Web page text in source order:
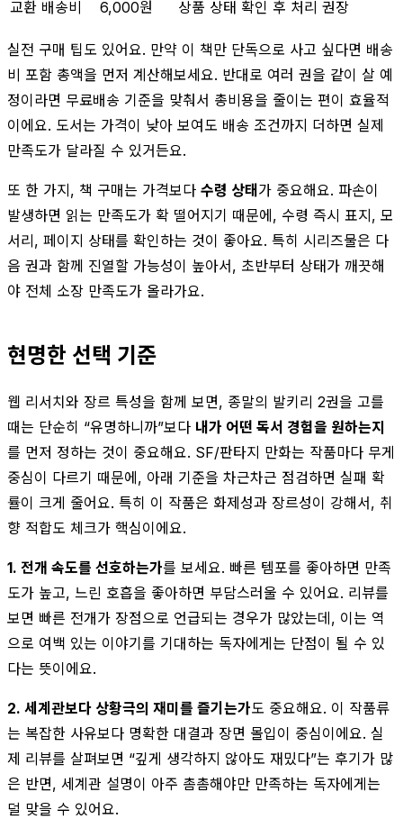
교환 배송비 6,000원 상품 상태 확인 후 처리 권장
실전 구매 팁도 있어요. 만약 이 책만 단독으로 사고 싶다면 배송
비 포함 총액을 먼저 계산해보세요. 반대로 여러 권을 같이 살 예
정이라면 무료배송 기준을 맞춰서 총비용을 줄이는 편이 효율적
이에요. 도서는 가격이 낮아 보여도 배송 조건까지 더하면 실제
만족도가 달라질 수 있거든요.
또 한 가지, 책 구매는 가격보다 수령 상태가 중요해요. 파손이
발생하면 읽는 만족도가 확 떨어지기 때문에, 수령 즉시 표지, 모
서리, 페이지 상태를 확인하는 것이 좋아요. 특히 시리즈물은 다
음 권과 함께 진열할 가능성이 높아서, 초반부터 상태가 깨끗해
야 전체 소장 만족도가 올라가요.
현명한 선택 기준
웹 리서치와 장르 특성을 함께 보면, 종말의 발키리 2권을 고를
때는 단순히 “유명하니까”보다 내가 어떤 독서 경험을 원하는지
를 먼저 정하는 것이 중요해요. SF/판타지 만화는 작품마다 무게
중심이 다르기 때문에, 아래 기준을 차근차근 점검하면 실패 확
률이 크게 줄어요. 특히 이 작품은 화제성과 장르성이 강해서, 취
향 적합도 체크가 핵심이에요.
1. 전개 속도를 선호하는가를 보세요. 빠른 템포를 좋아하면 만족
도가 높고, 느린 호흡을 좋아하면 부담스러울 수 있어요. 리뷰를
보면 빠른 전개가 장점으로 언급되는 경우가 많았는데, 이는 역
으로 여백 있는 이야기를 기대하는 독자에게는 단점이 될 수 있
다는 뜻이에요.
2. 세계관보다 상황극의 재미를 즐기는가도 중요해요. 이 작품류
는 복잡한 사유보다 명확한 대결과 장면 몰입이 중심이에요. 실
제 리뷰를 살펴보면 “깊게 생각하지 않아도 재밌다”는 후기가 많
은 반면, 세계관 설명이 아주 촘촘해야만 만족하는 독자에게는
덜 맞을 수 있어요.